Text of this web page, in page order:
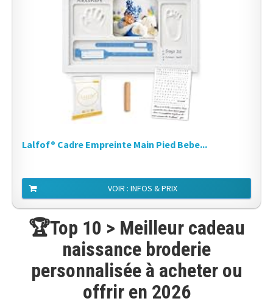
Lalfof® Cadre Empreinte Main Pied Bebe...
VOIR : INFOS & PRIX
🏆Top 10 > Meilleur cadeau
naissance broderie
personnalisée à acheter ou
offrir en 2026